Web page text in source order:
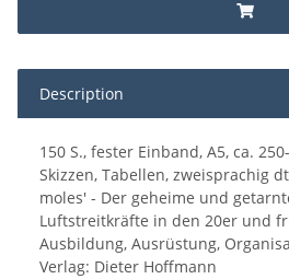
Description
150 S., fester Einband, A5, ca.
Skizzen, Tabellen, zweisprachig
moles' - Der geheime und
Luftstreitkräfte in den 20er und
Ausbildung, Ausrüstung,
Verlag: Dieter Hoffmann